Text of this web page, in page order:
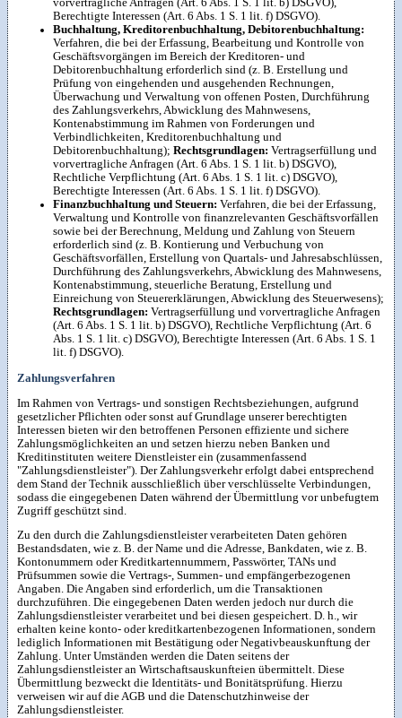
vorvertragliche Anfragen (Art. 6 Abs. 1 S. 1 lit. b) DSGVO),
Berechtigte Interessen (Art. 6 Abs. 1 S. 1 lit. f) DSGVO).
Buchhaltung, Kreditorenbuchhaltung, Debitorenbuchhaltung:
Verfahren, die bei der Erfassung, Bearbeitung und Kontrolle von
Geschäftsvorgängen im Bereich der Kreditoren- und
Debitorenbuchhaltung erforderlich sind (z. B. Erstellung und
Prüfung von eingehenden und ausgehenden Rechnungen,
Überwachung und Verwaltung von offenen Posten, Durchführung
des Zahlungsverkehrs, Abwicklung des Mahnwesens,
Kontenabstimmung im Rahmen von Forderungen und
Verbindlichkeiten, Kreditorenbuchhaltung und
Debitorenbuchhaltung);Rechtsgrundlagen: Vertragserfüllung und
vorvertragliche Anfragen (Art. 6 Abs. 1 S. 1 lit. b) DSGVO),
Rechtliche Verpflichtung (Art. 6 Abs. 1 S. 1 lit. c) DSGVO),
Berechtigte Interessen (Art. 6 Abs. 1 S. 1 lit. f) DSGVO).
Finanzbuchhaltung und Steuern:Verfahren, die bei der Erfassung,
Verwaltung und Kontrolle von finanzrelevanten Geschäftsvorfällen
sowie bei der Berechnung, Meldung und Zahlung von Steuern
erforderlich sind (z. B. Kontierung und Verbuchung von
Geschäftsvorfällen, Erstellung von Quartals- und Jahresabschlüssen,
Durchführung des Zahlungsverkehrs, Abwicklung des Mahnwesens,
Kontenabstimmung, steuerliche Beratung, Erstellung und
Einreichung von Steuererklärungen, Abwicklung des Steuerwesens);
Rechtsgrundlagen: Vertragserfüllung und vorvertragliche Anfragen
(Art. 6 Abs. 1 S. 1 lit. b) DSGVO), Rechtliche Verpflichtung (Art. 6
Abs. 1 S. 1 lit. c) DSGVO), Berechtigte Interessen (Art. 6 Abs. 1 S. 1
lit. f) DSGVO).
Zahlungsverfahren
Im Rahmen von Vertrags- und sonstigen Rechtsbeziehungen, aufgrund
gesetzlicher Pflichten oder sonst auf Grundlage unserer berechtigten
Interessen bieten wir den betroffenen Personen effiziente und sichere
Zahlungsmöglichkeiten an und setzen hierzu neben Banken und
Kreditinstituten weitere Dienstleister ein (zusammenfassend
"Zahlungsdienstleister"). Der Zahlungsverkehr erfolgt dabei entsprechend
dem Stand der Technik ausschließlich über verschlüsselte Verbindungen,
sodass die eingegebenen Daten während der Übermittlung vor unbefugtem
Zugriff geschützt sind.
Zu den durch die Zahlungsdienstleister verarbeiteten Daten gehören
Bestandsdaten, wie z. B. der Name und die Adresse, Bankdaten, wie z. B.
Kontonummern oder Kreditkartennummern, Passwörter, TANs und
Prüfsummen sowie die Vertrags-, Summen- und empfängerbezogenen
Angaben. Die Angaben sind erforderlich, um die Transaktionen
durchzuführen. Die eingegebenen Daten werden jedoch nur durch die
Zahlungsdienstleister verarbeitet und bei diesen gespeichert. D. h., wir
erhalten keine konto- oder kreditkartenbezogenen Informationen, sondern
lediglich Informationen mit Bestätigung oder Negativbeauskunftung der
Zahlung. Unter Umständen werden die Daten seitens der
Zahlungsdienstleister an Wirtschaftsauskunfteien übermittelt. Diese
Übermittlung bezweckt die Identitäts- und Bonitätsprüfung. Hierzu
verweisen wir auf die AGB und die Datenschutzhinweise der
Zahlungsdienstleister.